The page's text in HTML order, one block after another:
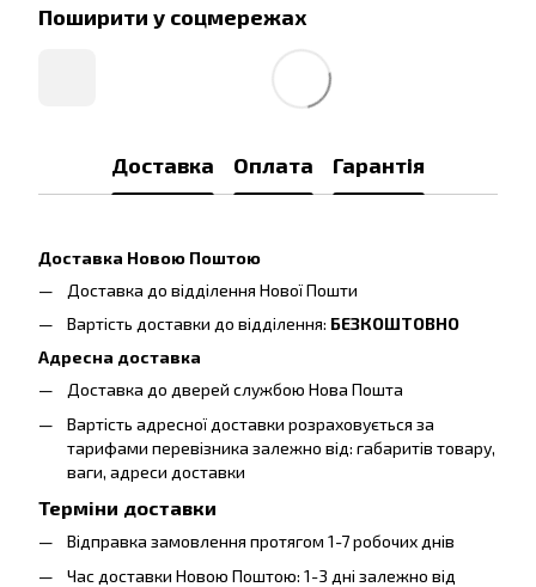
Поширити у соцмережах
Доставка Оплата Гарантія
Доставка Новою Поштою
Доставка до відділення Нової Пошти
Вартість доставки до відділення: БЕЗКОШТОВНО
Адресна доставка
Доставка до дверей службою Нова Пошта
Вартість адресної доставки розраховується за
тарифами перевізника залежно від: габаритів товару,
ваги, адреси доставки
Терміни доставки
Відправка замовлення протягом 1-7 робочих днів
Час доставки Новою Поштою: 1-3 дні залежно від